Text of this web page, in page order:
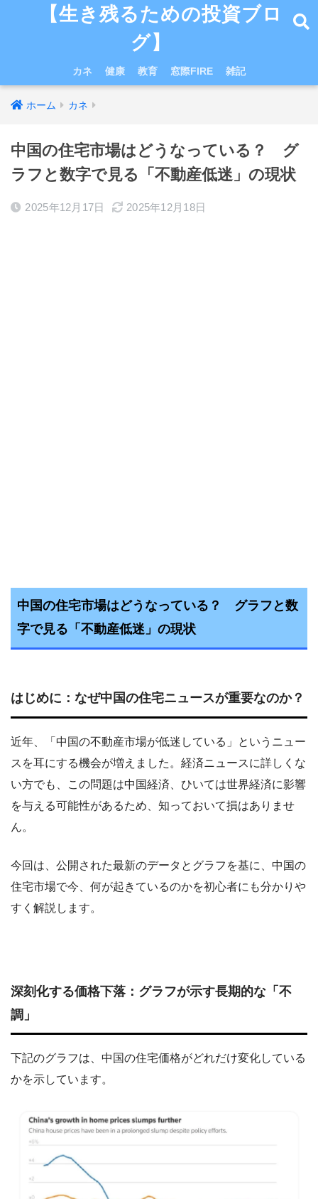
【生き残るための投資ブロ
グ】
カネ 健康 教育 窓際FIRE 雑記
ホーム カネ
中国の住宅市場はどうなっている？ グ
ラフと数字で見る「不動産低迷」の現状
2025年12月17日 2025年12月18日
中国の住宅市場はどうなっている？ グラフと数
字で見る「不動産低迷」の現状
はじめに：なぜ中国の住宅ニュースが重要なのか？
近年、「中国の不動産市場が低迷している」というニュー
スを耳にする機会が増えました。経済ニュースに詳しくな
い方でも、この問題は中国経済、ひいては世界経済に影響
を与える可能性があるため、知っておいて損はありませ
ん。
今回は、公開された最新のデータとグラフを基に、中国の
住宅市場で今、何が起きているのかを初心者にも分かりや
すく解説します。
深刻化する価格下落：グラフが示す長期的な「不
調」
下記のグラフは、中国の住宅価格がどれだけ変化している
かを示しています。